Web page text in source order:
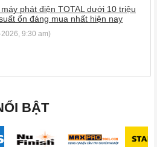
máy phát điện TOTAL dưới 10 triệu
ổn đáng mua nhất hiện nay
9:30 am)
BẬT